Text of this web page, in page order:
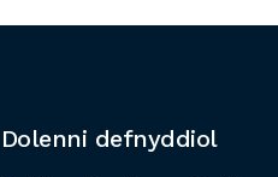
Dolenni defnyddiol